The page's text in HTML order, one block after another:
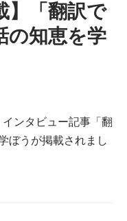
】「翻訳で
の知恵を学
インタビュー記事「翻
ぼうが掲載されまし